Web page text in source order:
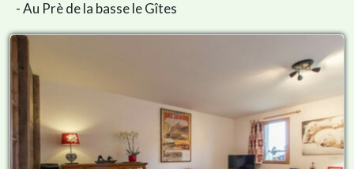
- Au Prè de la basse le Gîtes